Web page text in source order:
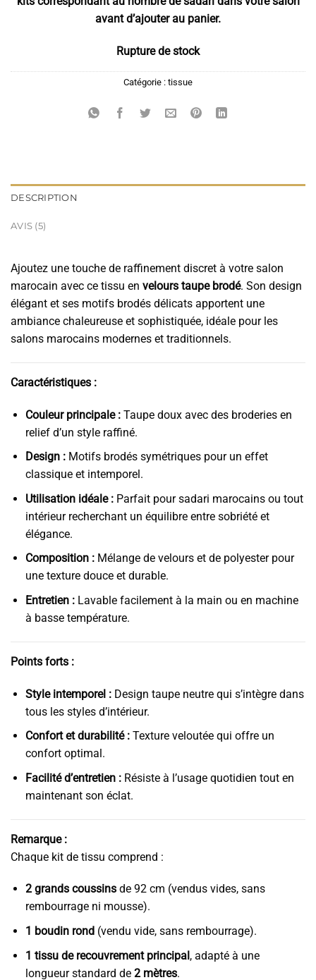
avant d’ajouter au panier.
Rupture de stock
Catégorie : tissue
DESCRIPTION
AVIS (5)
Ajoutez une touche de raffinement discret à votre salon
marocain avec ce tissu en velours taupe brodé. Son design
élégant et ses motifs brodés délicats apportent une
ambiance chaleureuse et sophistiquée, idéale pour les
salons marocains modernes et traditionnels.
Caractéristiques :
Couleur principale :Taupe doux avec des broderies en
relief d’un style raffiné.
Design :Motifs brodés symétriques pour un effet
classique et intemporel.
Utilisation idéale :Parfait pour sadari marocains ou tout
intérieur recherchant un équilibre entre sobriété et
élégance.
Composition :Mélange de velours et de polyester pour
une texture douce et durable.
Entretien :Lavable facilement à la main ou en machine
à basse température.
Points forts :
Style intemporel :Design taupe neutre qui s’intègre dans
tous les styles d’intérieur.
Confort et durabilité :Texture veloutée qui offre un
confort optimal.
Facilité d’entretien :Résiste à l’usage quotidien tout en
maintenant son éclat.
Remarque :
Chaque kit de tissu comprend :
2 grands coussinsde 92 cm (vendus vides, sans
rembourrage ni mousse).
1 boudin rond(vendu vide, sans rembourrage).
1 tissu de recouvrement principal, adapté à une
longueur standard de 2 mètres.